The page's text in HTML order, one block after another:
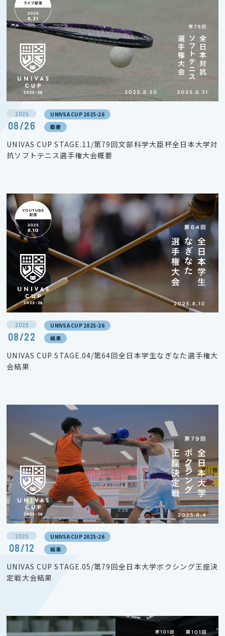
2025
08/26
UNIVSA CUP 2025-26
概要
UNIVAS CUP STAGE.11/第79回文部科学大臣杯全日本大学対
抗ソフトテニス選手権大会概要
2025
08/22
UNIVSA CUP 2025-26
結果
UNIVAS CUP STAGE.04/第64回全日本学生なぎなた選手権大
会結果
2025
08/12
UNIVSA CUP 2025-26
結果
UNIVAS CUP STAGE.05/第79回全日本大学ボクシング王座決
定戦大会結果